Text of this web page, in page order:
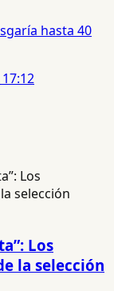
hasta 40
Los
la selección